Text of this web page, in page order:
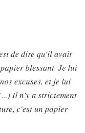
de dire qu'il avait
blessant. Je lui
excuses, et je lui
Il n'y a strictement
c'est un papier